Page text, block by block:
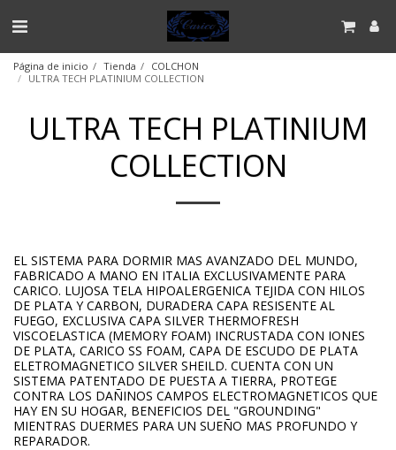
Página de inicio Tienda
COLCHON
ULTRA TECH PLATINIUM COLLECTION
ULTRA TECH PLATINIUM
COLLECTION
EL SISTEMA PARA DORMIR MAS AVANZADO DEL MUNDO,
FABRICADO A MANO EN ITALIA EXCLUSIVAMENTE PARA
CARICO. LUJOSA TELA HIPOALERGENICA TEJIDA CON HILOS
DE PLATA Y CARBON, DURADERA CAPA RESISENTE AL
FUEGO, EXCLUSIVA CAPA SILVER THERMOFRESH
VISCOELASTICA (MEMORY FOAM) INCRUSTADA CON IONES
DE PLATA, CARICO SS FOAM, CAPA DE ESCUDO DE PLATA
ELETROMAGNETICO SILVER SHEILD. CUENTA CON UN
SISTEMA PATENTADO DE PUESTA A TIERRA, PROTEGE
CONTRA LOS DAÑINOS CAMPOS ELECTROMAGNETICOS QUE
HAY EN SU HOGAR, BENEFICIOS DEL "GROUNDING"
MIENTRAS DUERMES PARA UN SUEÑO MAS PROFUNDO Y
REPARADOR.